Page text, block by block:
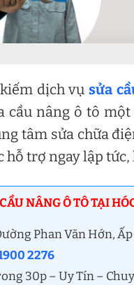
dịch vụsửa
cầu nâng ô tô
tâm sửa chữa
hỗ trợ ngay lập tức,
NÂNG Ô TÔ TẠI
Phan Văn Hớn, Ấp
2276
30p – Uy Tín –